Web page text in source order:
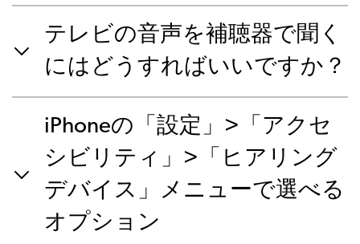
テレビの音声を補聴器で聞く
にはどうすればいいですか？
iPhoneの「設定」>「アクセ
シビリティ」>「ヒアリング
デバイス」メニューで選べる
オプション